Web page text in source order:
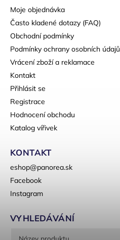
Moje objednávka
Často kladené dotazy (FAQ)
Obchodní podmínky
Podmínky ochrany osobních údajů
Vrácení zboží a reklamace
Kontakt
Přihlásit se
Registrace
Hodnocení obchodu
Katalog vířivek
KONTAKT
eshop@panorea.sk
Facebook
Instagram
VYHLEDÁVÁNÍ